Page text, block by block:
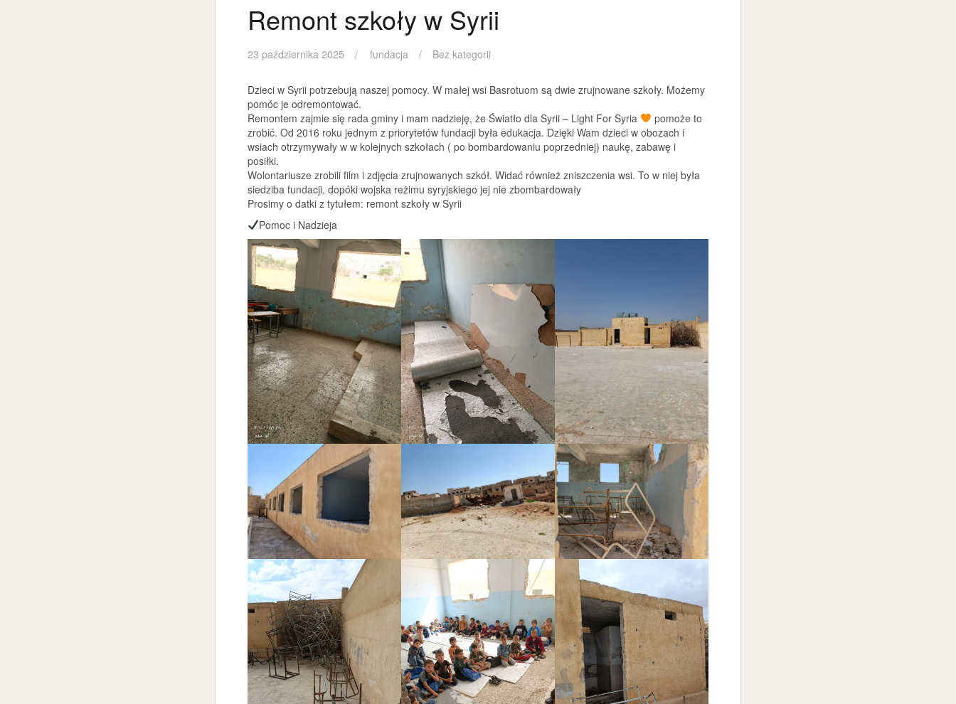
Remont szkoły w Syrii
23 października 2025 fundacja Bez kategorii
Dzieci w Syrii potrzebują naszej pomocy. W małej wsi Basrotuom są dwie zrujnowane szkoły. Możemy
pomóc je odremontować.
Remontem zajmie się rada gminy i mam nadzieję, że Światło dla Syrii – Light For Syria
pomoże to
zrobić. Od 2016 roku jednym z priorytetów fundacji była edukacja. Dzięki Wam dzieci w obozach i
wsiach otrzymywały w w kolejnych szkołach ( po bombardowaniu poprzedniej) naukę, zabawę i
posiłki.
Wolontariusze zrobili film i zdjęcia zrujnowanych szkół. Widać również zniszczenia wsi. To w niej była
siedziba fundacji, dopóki wojska reżimu syryjskiego jej nie zbombardowały
Prosimy o datki z tytułem: remont szkoły w Syrii
Pomoc i Nadzieja